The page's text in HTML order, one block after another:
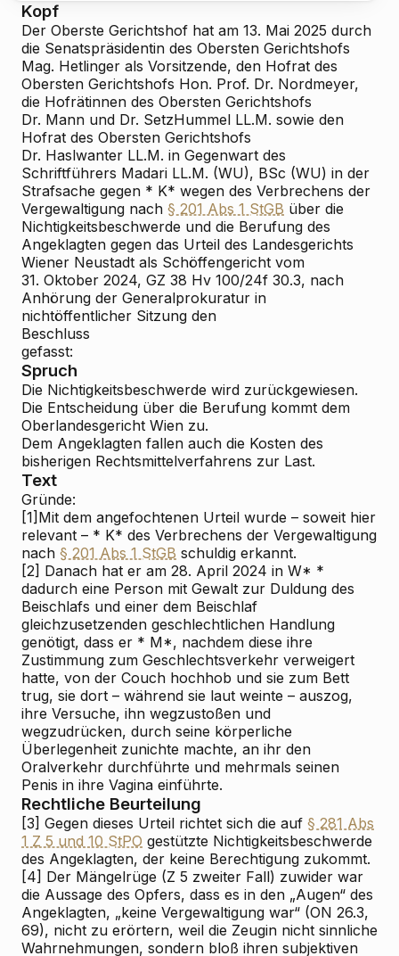
Kopf
Der Oberste Gerichtshof hat am 13. Mai 2025 durch
die Senatspräsidentin des Obersten Gerichtshofs
Mag. Hetlinger als Vorsitzende, den Hofrat des
Obersten Gerichtshofs Hon. Prof. Dr. Nordmeyer,
die Hofrätinnen des Obersten Gerichtshofs
Dr. Mann und Dr. SetzHummel LL.M. sowie den
Hofrat des Obersten Gerichtshofs
Dr. Haslwanter LL.M. in Gegenwart des
Schriftführers Madari LL.M. (WU), BSc (WU) in der
Strafsache gegen * K* wegen des Verbrechens der
Vergewaltigung nach § 201 Abs 1 StGB über die
Nichtigkeitsbeschwerde und die Berufung des
Angeklagten gegen das Urteil des Landesgerichts
Wiener Neustadt als Schöffengericht vom
31. Oktober 2024, GZ 38 Hv 100/24f 30.3, nach
Anhörung der Generalprokuratur in
nichtöffentlicher Sitzung den
Beschluss
gefasst:
Spruch
Die Nichtigkeitsbeschwerde wird zurückgewiesen.
Die Entscheidung über die Berufung kommt dem
Oberlandesgericht Wien zu.
Dem Angeklagten fallen auch die Kosten des
bisherigen Rechtsmittelverfahrens zur Last.
Text
Gründe:
[1] Mit dem angefochtenen Urteil wurde – soweit hier
relevant – * K* des Verbrechens der Vergewaltigung
nach § 201 Abs 1 StGB schuldig erkannt.
[2] Danach hat er am 28. April 2024 in W* *
dadurch eine Person mit Gewalt zur Duldung des
Beischlafs und einer dem Beischlaf
gleichzusetzenden geschlechtlichen Handlung
genötigt, dass er * M*, nachdem diese ihre
Zustimmung zum Geschlechtsverkehr verweigert
hatte, von der Couch hochhob und sie zum Bett
trug, sie dort – während sie laut weinte – auszog,
ihre Versuche, ihn wegzustoßen und
wegzudrücken, durch seine körperliche
Überlegenheit zunichte machte, an ihr den
Oralverkehr durchführte und mehrmals seinen
Penis in ihre Vagina einführte.
Rechtliche Beurteilung
[3] Gegen dieses Urteil richtet sich die auf § 281 Abs
1 Z 5 und 10 StPO gestützte Nichtigkeitsbeschwerde
des Angeklagten, der keine Berechtigung zukommt.
[4] Der Mängelrüge (Z 5 zweiter Fall) zuwider war
die Aussage des Opfers, dass es in den „Augen“ des
Angeklagten, „keine Vergewaltigung war“ (ON 26.3,
69), nicht zu erörtern, weil die Zeugin nicht sinnliche
Wahrnehmungen, sondern bloß ihren subjektiven